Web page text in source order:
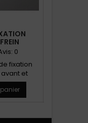
0
fixation
et